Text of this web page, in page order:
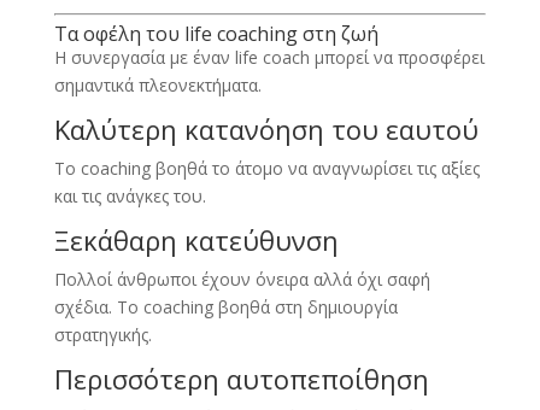
Τα οφέλη του life coaching στη ζωή
Η συνεργασία με έναν life coach μπορεί να προσφέρει
σημαντικά πλεονεκτήματα.
Καλύτερη κατανόηση του εαυτού
Το coaching βοηθά το άτομο να αναγνωρίσει τις αξίες
και τις ανάγκες του.
Ξεκάθαρη κατεύθυνση
Πολλοί άνθρωποι έχουν όνειρα αλλά όχι σαφή
σχέδια. Το coaching βοηθά στη δημιουργία
στρατηγικής.
Περισσότερη αυτοπεποίθηση